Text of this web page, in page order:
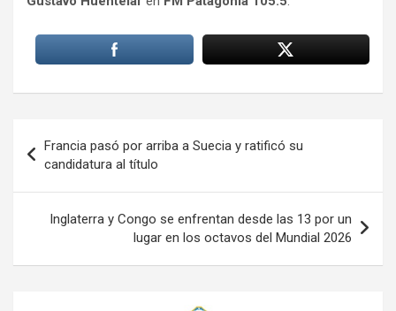
de
entradas
Francia pasó por arriba a Suecia y ratificó su
candidatura al título
Inglaterra y Congo se enfrentan desde las 13 por un
lugar en los octavos del Mundial 2026